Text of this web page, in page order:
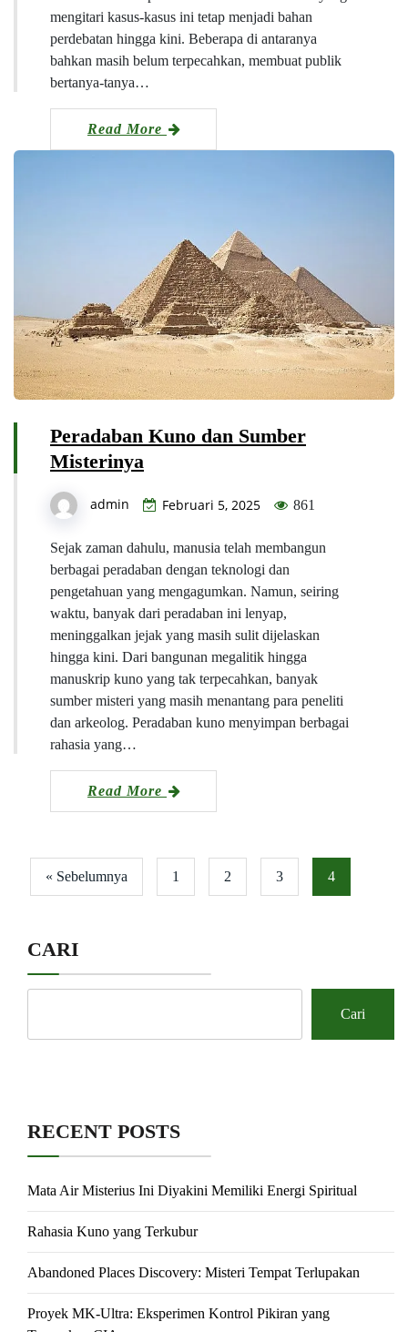
mengitari kasus-kasus ini tetap menjadi bahan
perdebatan hingga kini. Beberapa di antaranya
bahkan masih belum terpecahkan, membuat publik
bertanya-tanya…
Read More
Peradaban Kuno dan Sumber
Misterinya
admin Februari 5, 2025 861
Sejak zaman dahulu, manusia telah membangun
berbagai peradaban dengan teknologi dan
pengetahuan yang mengagumkan. Namun, seiring
waktu, banyak dari peradaban ini lenyap,
meninggalkan jejak yang masih sulit dijelaskan
hingga kini. Dari bangunan megalitik hingga
manuskrip kuno yang tak terpecahkan, banyak
sumber misteri yang masih menantang para peneliti
dan arkeolog. Peradaban kuno menyimpan berbagai
rahasia yang…
Read More
« Sebelumnya 1 2 3 4
CARI
Cari
RECENT POSTS
Mata Air Misterius Ini Diyakini Memiliki Energi Spiritual
Rahasia Kuno yang Terkubur
Abandoned Places Discovery: Misteri Tempat Terlupakan
Proyek MK-Ultra: Eksperimen Kontrol Pikiran yang